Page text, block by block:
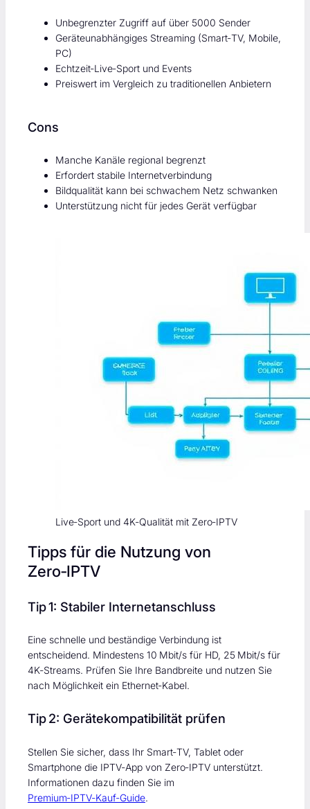
Unbegrenzter Zugriff auf über 5000 Sender
Geräteunabhängiges Streaming (Smart‑TV, Mobile,
PC)
Echtzeit‑Live‑Sport und Events
Preiswert im Vergleich zu traditionellen Anbietern
Cons
Manche Kanäle regional begrenzt
Erfordert stabile Internetverbindung
Bildqualität kann bei schwachem Netz schwanken
Unterstützung nicht für jedes Gerät verfügbar
Live‑Sport und 4K‑Qualität mit Zero‑IPTV
Tipps für die Nutzung von
Zero‑IPTV
Tip 1: Stabiler Internetanschluss
Eine schnelle und beständige Verbindung ist
entscheidend. Mindestens 10 Mbit/s für HD, 25 Mbit/s für
4K‑Streams. Prüfen Sie Ihre Bandbreite und nutzen Sie
nach Möglichkeit ein Ethernet‑Kabel.
Tip 2: Gerätekompatibilität prüfen
Stellen Sie sicher, dass Ihr Smart‑TV, Tablet oder
Smartphone die IPTV‑App von Zero‑IPTV unterstützt.
Informationen dazu finden Sie im
Premium‑IPTV‑Kauf‑Guide.